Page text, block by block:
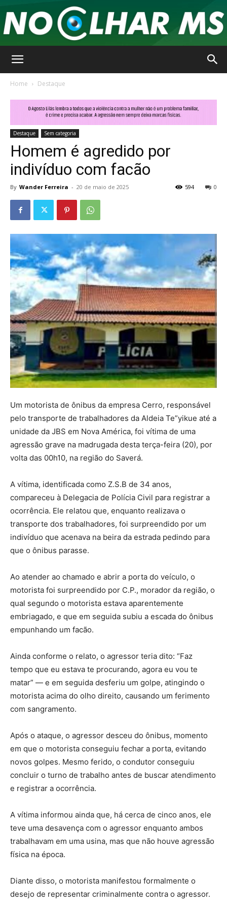
Olhar
MS
Home Destaque
Destaque Sem categoria
Homem é agredido por
indivíduo com facão
By Wander Ferreira - 20 de maio de 2025 0
594
Um motorista de ônibus da empresa Cerro, responsável
pelo transporte de trabalhadores da Aldeia Te”yikue até a
unidade da JBS em Nova América, foi vítima de uma
agressão grave na madrugada desta terça-feira (20), por
volta das 00h10, na região do Saverá.
A vítima, identificada como Z.S.B de 34 anos,
compareceu à Delegacia de Polícia Civil para registrar a
ocorrência. Ele relatou que, enquanto realizava o
transporte dos trabalhadores, foi surpreendido por um
indivíduo que acenava na beira da estrada pedindo para
que o ônibus parasse.
Ao atender ao chamado e abrir a porta do veículo, o
motorista foi surpreendido por C.P., morador da região, o
qual segundo o motorista estava aparentemente
embriagado, e que em seguida subiu a escada do ônibus
empunhando um facão.
Ainda conforme o relato, o agressor teria dito: “Faz
tempo que eu estava te procurando, agora eu vou te
matar” — e em seguida desferiu um golpe, atingindo o
motorista acima do olho direito, causando um ferimento
com sangramento.
Após o ataque, o agressor desceu do ônibus, momento
em que o motorista conseguiu fechar a porta, evitando
novos golpes. Mesmo ferido, o condutor conseguiu
concluir o turno de trabalho antes de buscar atendimento
e registrar a ocorrência.
A vítima informou ainda que, há cerca de cinco anos, ele
teve uma desavença com o agressor enquanto ambos
trabalhavam em uma usina, mas que não houve agressão
física na época.
Diante disso, o motorista manifestou formalmente o
desejo de representar criminalmente contra o agressor.